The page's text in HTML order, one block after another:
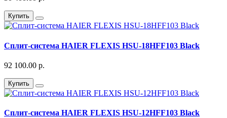
Купить
Сплит-система HAIER FLEXIS HSU-18HFF103 Black
92 100.00 р.
Купить
Сплит-система HAIER FLEXIS HSU-12HFF103 Black